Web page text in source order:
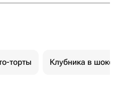
торты Клубника в